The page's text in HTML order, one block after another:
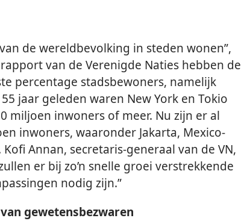
de wereldbevolking in steden wonen”,
van de Verenigde Naties hebben de
percentage stadsbewoners, namelijk
jaar geleden waren New York en Tokio
miljoen inwoners of meer. Nu zijn er al
inwoners, waaronder Jakarta, Mexico-
Annan, secretaris-generaal van de VN,
er bij zo’n snelle groei verstrekkende
nodig zijn.”
gewetensbezwaren